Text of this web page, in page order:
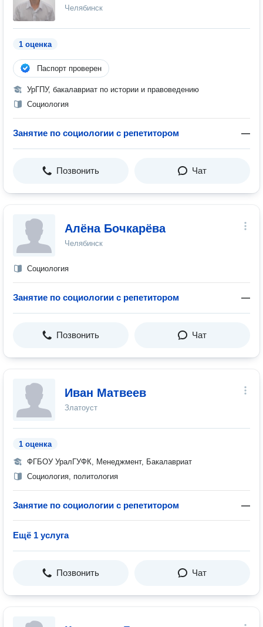
Челябинск
1 оценка
Паспорт проверен
УрГПУ, бакалавриат по истории и правоведению
Социология
Занятие по социологии с репетитором —
Позвонить Чат
Алёна Бочкарёва
Челябинск
Социология
Занятие по социологии с репетитором —
Позвонить Чат
Иван Матвеев
Златоуст
1 оценка
ФГБОУ УралГУФК, Менеджмент, Бакалавриат
Социология, политология
Занятие по социологии с репетитором —
Ещё 1 услуга
Позвонить Чат